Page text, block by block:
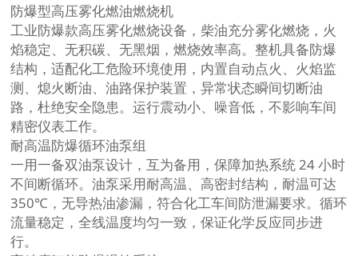
防爆型高压雾化燃油燃烧机
工业防爆款高压雾化燃烧设备，柴油充分雾化燃烧，火
焰稳定、无积碳、无黑烟，燃烧效率高。整机具备防爆
结构，适配化工危险环境使用，内置自动点火、火焰监
测、熄火断油、油路保护装置，异常状态瞬间切断油
路，杜绝安全隐患。运行震动小、噪音低，不影响车间
精密仪表工作。
耐高温防爆循环油泵组
一用一备双油泵设计，互为备用，保障加热系统 24 小时
不间断循环。油泵采用耐高温、高密封结构，耐温可达
350℃，无导热油渗漏，符合化工车间防泄漏要求。循环
流量稳定，全线温度均匀一致，保证化学反应同步进
行。